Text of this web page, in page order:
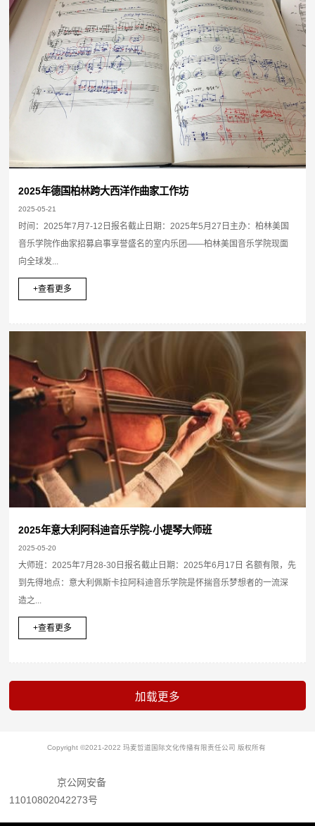
2025年德国柏林跨大西洋作曲家工作坊
2025-05-21
时间：2025年7月7-12日报名截止日期：2025年5月27日主办：柏林美国
音乐学院作曲家招募启事享誉盛名的室内乐团——柏林美国音乐学院现面
向全球发...
+查看更多
2025年意大利阿科迪音乐学院-小提琴大师班
2025-05-20
大师班：2025年7月28-30日报名截止日期：2025年6月17日 名额有限，先
到先得地点：意大利佩斯卡拉阿科迪音乐学院是怀揣音乐梦想者的一流深
造之...
+查看更多
Copyright ©2021-2022 玛麦哲道国际文化传播有限责任公司 版权所有
京公网安备
11010802042273号